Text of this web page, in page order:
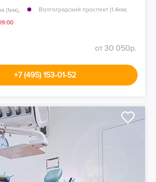
(1км),
Волгоградский проспект (1.4км)
от 30 050р.
+7 (495) 153-01-52